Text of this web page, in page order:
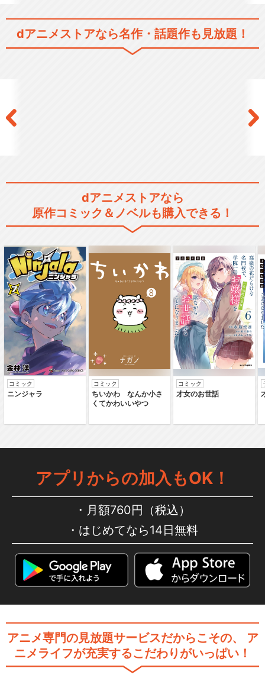
弱虫ペダル GLORY LINE
弱虫ペダル Ｒｅ：ＲＩＤＥ
弱虫ペダル Ｒｅ：ＲＯＡＤ
劇場版 弱虫ペダル
弱虫ペダル Re：GENERATIO
N
舞台『弱虫ペダル』The Cad
ence！
舞台『弱虫ペダル』箱根学園
篇～眠れる直線鬼～
dアニメストアなら名作・話題作も見放題！
dアニメストアなら
原作コミック＆ノベルも購入できる！
コミック
ニンジャラ
コミック
ちいかわ なんか小さ
くてかわいいやつ
コミック
才女のお世話
アプリからの加入もOK！
月額760円（税込）
はじめてなら14日無料
アニメ専門の見放題サービスだからこその、
ア
ニメライフが充実するこだわりがいっぱい！